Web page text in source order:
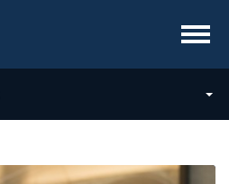
Menu